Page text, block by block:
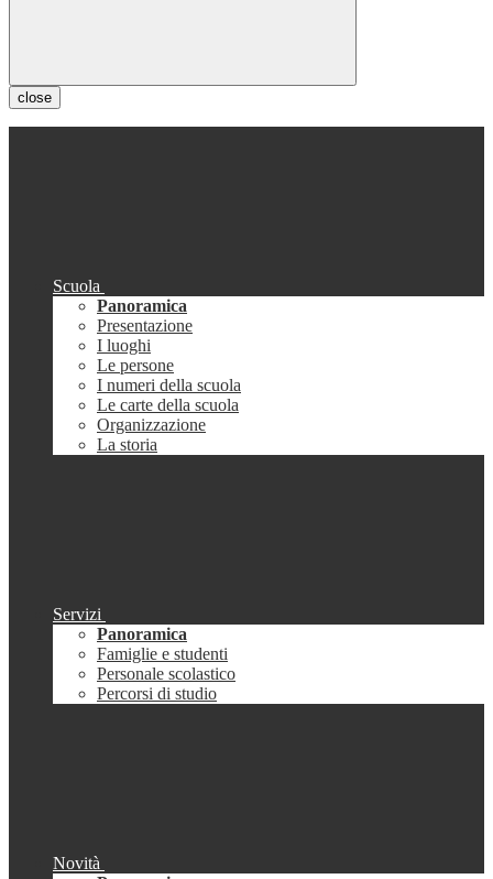
close
Scuola
Panoramica
Presentazione
I luoghi
Le persone
I numeri della scuola
Le carte della scuola
Organizzazione
La storia
Servizi
Panoramica
Famiglie e studenti
Personale scolastico
Percorsi di studio
Novità